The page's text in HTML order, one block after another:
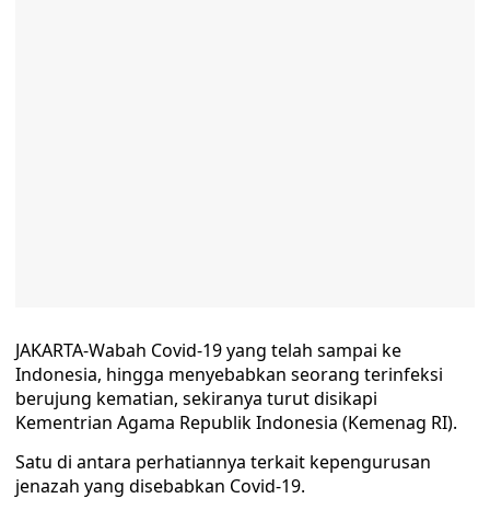
JAKARTA-Wabah Covid-19 yang telah sampai ke
Indonesia, hingga menyebabkan seorang terinfeksi
berujung kematian, sekiranya turut disikapi
Kementrian Agama Republik Indonesia (Kemenag RI).
Satu di antara perhatiannya terkait kepengurusan
jenazah yang disebabkan Covid-19.